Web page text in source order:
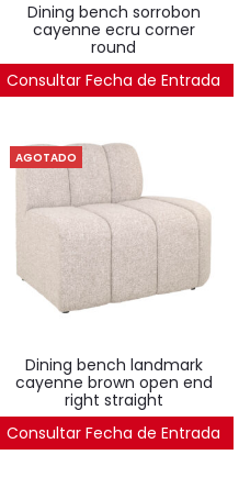
dining bench sorrobon
cayenne ecru corner
round
2.219€
Consultar Fecha de Entrada
AGOTADO
dining bench landmark
cayenne brown open end
right straight
1.805€
Consultar Fecha de Entrada